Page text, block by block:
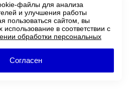
сайта Twin px
файлы для анализа
и улучшения работы
пользоваться сайтом, вы
использование в соответствии с
обработки персональных
Согласен